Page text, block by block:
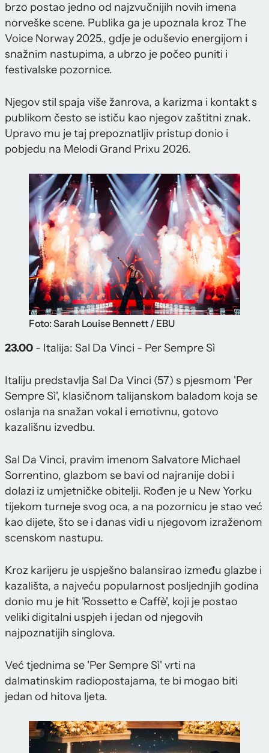
brzo postao jedno od najzvučnijih novih imena
norveške scene. Publika ga je upoznala kroz The
Voice Norway 2025., gdje je oduševio energijom i
snažnim nastupima, a ubrzo je počeo puniti i
festivalske pozornice.
Njegov stil spaja više žanrova, a karizma i kontakt s
publikom često se ističu kao njegov zaštitni znak.
Upravo mu je taj prepoznatljiv pristup donio i
pobjedu na Melodi Grand Prixu 2026.
Foto: Sarah Louise Bennett / EBU
23.00 - Italija: Sal Da Vinci - Per Sempre Sì
Italiju predstavlja Sal Da Vinci (57) s pjesmom 'Per
Sempre Sì', klasičnom talijanskom baladom koja se
oslanja na snažan vokal i emotivnu, gotovo
kazališnu izvedbu.
Sal Da Vinci, pravim imenom Salvatore Michael
Sorrentino, glazbom se bavi od najranije dobi i
dolazi iz umjetničke obitelji. Rođen je u New Yorku
tijekom turneje svog oca, a na pozornicu je stao već
kao dijete, što se i danas vidi u njegovom izraženom
scenskom nastupu.
Kroz karijeru je uspješno balansirao između glazbe i
kazališta, a najveću popularnost posljednjih godina
donio mu je hit 'Rossetto e Caffè', koji je postao
veliki digitalni uspjeh i jedan od njegovih
najpoznatijih singlova.
Već tjednima se 'Per Sempre Sì' vrti na
dalmatinskim radiopostajama, te bi mogao biti
jedan od hitova ljeta.